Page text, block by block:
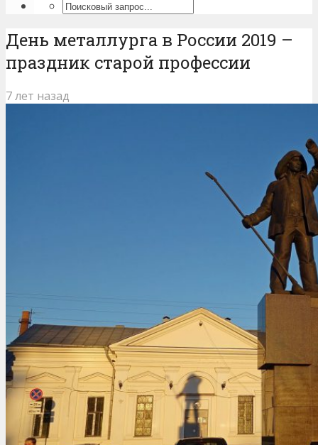
День металлурга в России 2019 –
праздник старой профессии
7 лет назад